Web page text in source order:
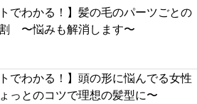
トでわかる！】髪の毛のパーツごとの
〜悩みも解消します〜
トでわかる！】頭の形に悩んでる女性
っとのコツで理想の髪型に〜